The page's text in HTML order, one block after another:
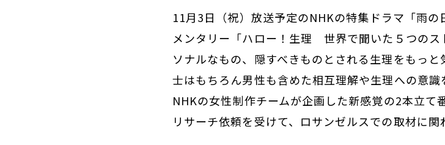
11月3日（祝）放送予定のNHKの特集ドラマ「雨
メンタリー「ハロー！生理 世界で聞いた５つのス
ソナルなもの、隠すべきものとされる生理をもっ
士はもちろん男性も含めた相互理解や生理への意識
NHKの女性制作チームが企画した新感覚の2本立て
リサーチ依頼を受けて、ロサンゼルスでの取材に関